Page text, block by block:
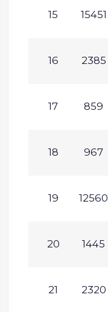
15 15451
16 2385
17 859
18 967
19 12560
20 1445
21 2320